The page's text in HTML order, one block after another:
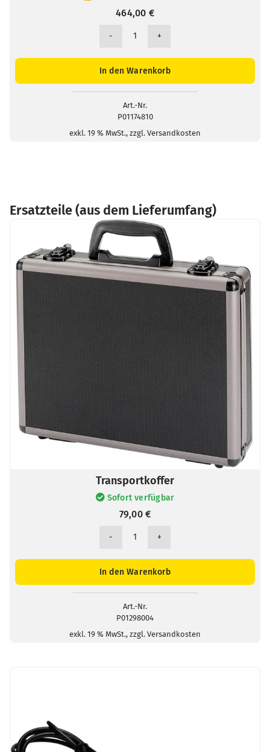
464,00 €
CA
Drehzahlmesser
In den Warenkorb
Art.-Nr.
P01174810
exkl. 19 % MwSt., zzgl. Versandkosten
Ersatzteile (aus dem Lieferumfang)
Transportkoffer
Sofort verfügbar
79,00€
Transportkoffer
In den Warenkorb
Art.-Nr.
P01298004
exkl. 19 % MwSt., zzgl. Versandkosten